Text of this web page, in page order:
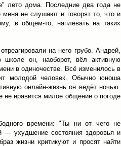
лето дома. Последние два года не
не слушают и говорят то, что и
в общем-то, наплевать на таких
на него грубо. Андрей,
школе он, наоборот, вёл активную
в одиночестве. Всё изменилось в
молодой человек. Обычно юноша
онлайн-жизнь он ведёт ночью.
нравится милое общение о погоде
времени: "Ты ни от чего не
— ухудшение состояния здоровья и
жизни критикуют и просят найти